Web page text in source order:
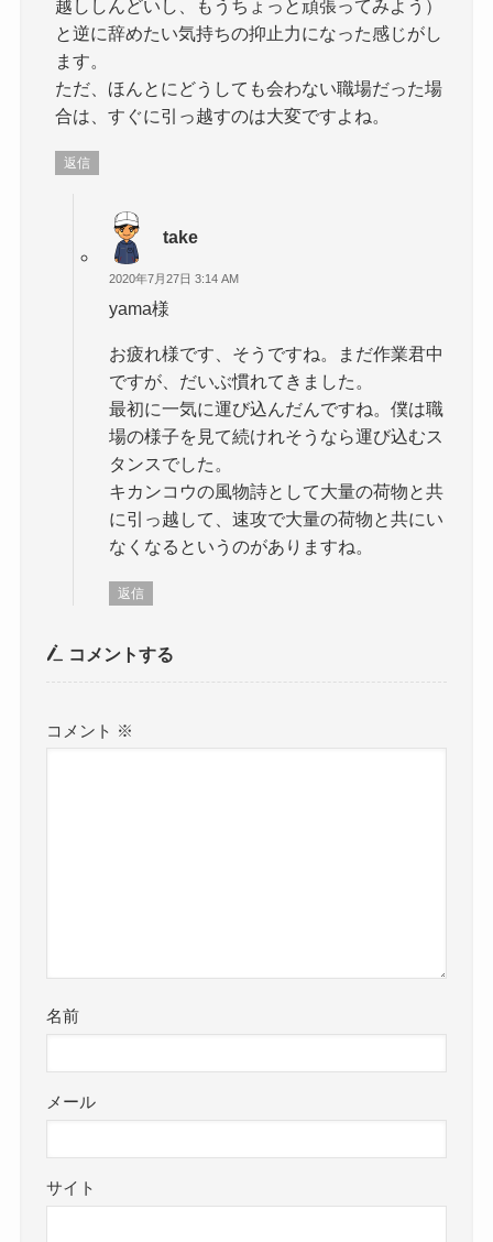
越ししんどいし、もうちょっと頑張ってみよう）
と逆に辞めたい気持ちの抑止力になった感じがし
ます。
ただ、ほんとにどうしても会わない職場だった場
合は、すぐに引っ越すのは大変ですよね。
返信
take
2020年7月27日 3:14 AM
yama様
お疲れ様です、そうですね。まだ作業君中
ですが、だいぶ慣れてきました。
最初に一気に運び込んだんですね。僕は職
場の様子を見て続けれそうなら運び込むス
タンスでした。
キカンコウの風物詩として大量の荷物と共
に引っ越して、速攻で大量の荷物と共にい
なくなるというのがありますね。
返信
コメントする
コメント ※
名前
メール
サイト